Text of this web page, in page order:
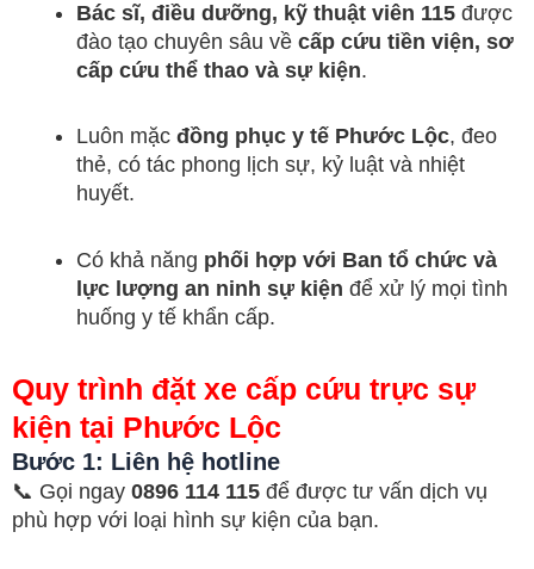
Bác sĩ, điều dưỡng, kỹ thuật viên 115 được
đào tạo chuyên sâu về cấp cứu tiền viện, sơ
cấp cứu thể thao và sự kiện.
Luôn mặc đồng phục y tế Phước Lộc, đeo
thẻ, có tác phong lịch sự, kỷ luật và nhiệt
huyết.
Có khả năng phối hợp với Ban tổ chức và
lực lượng an ninh sự kiện để xử lý mọi tình
huống y tế khẩn cấp.
Quy trình đặt xe cấp cứu trực sự
kiện tại Phước Lộc
Bước 1: Liên hệ hotline
📞 Gọi ngay 0896 114 115 để được tư vấn dịch vụ
phù hợp với loại hình sự kiện của bạn.